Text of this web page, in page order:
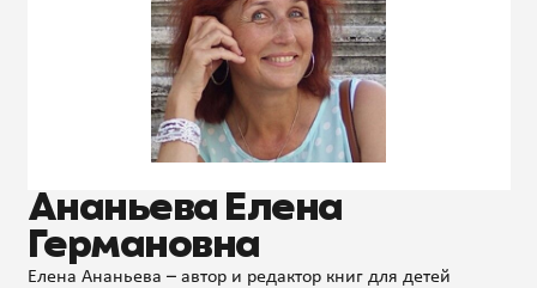
Ананьева Елена
Германовна
Елена Ананьева – автор и редактор книг для детей